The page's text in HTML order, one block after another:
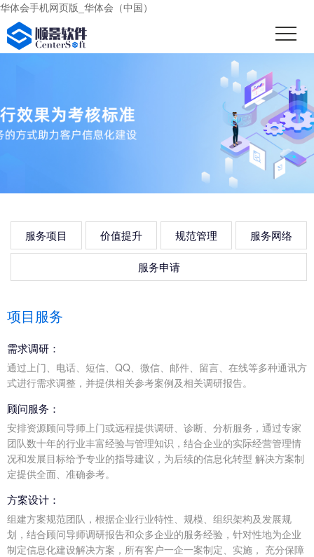
华体会手机网页版_华体会（中国）
服务项目 价值提升 规范管理 服务网络
服务申请
项目服务
需求调研：
通过上门、电话、短信、QQ、微信、邮件、留言、在线等多种通讯方
式进行需求调整，并提供相关参考案例及相关调研报告。
顾问服务：
安排资源顾问导师上门或远程提供调研、诊断、分析服务，通过专家
团队数十年的行业丰富经验与管理知识，结合企业的实际经营管理情
况和发展目标给予专业的指导建议，为后续的信息化转型 解决方案制
定提供全面、准确参考。
方案设计：
组建方案规范团队，根据企业行业特性、规模、组织架构及发展规
划，结合顾问导师调研报告和众多企业的服务经验，针对性地为企业
制定信息化建设解决方案，所有客户一企一案制定、实施， 充分保障